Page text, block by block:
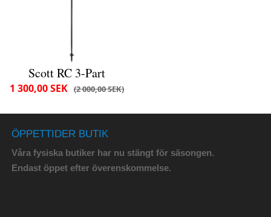
Scott RC 3-Part
2 000,00 SEK
1 300,00 SEK
ÖPPETTIDER BUTIK
Våra fysiska butiker har nu stängt för säsongen.
Endast öppet efter överenskommelse.